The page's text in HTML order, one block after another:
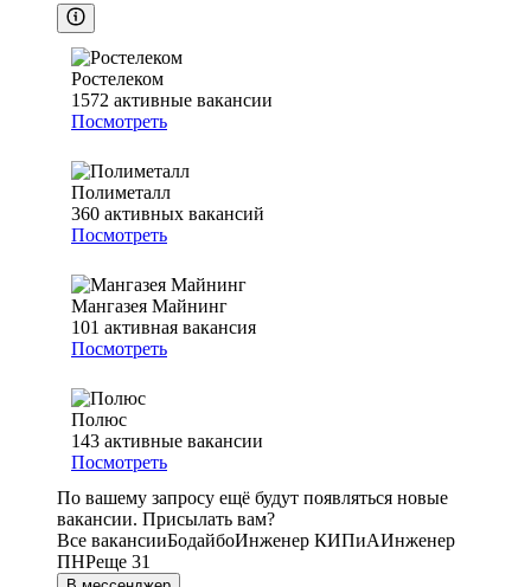
Ростелеком
1572 активные вакансии
Посмотреть
Полиметалл
360 активных вакансий
Посмотреть
Мангазея Майнинг
101 активная вакансия
Посмотреть
Полюс
143 активные вакансии
Посмотреть
По вашему запросу ещё будут появляться новые
вакансии. Присылать вам?
Все вакансииБодайбоИнженер КИПиАИнженер
ПНРеще 31